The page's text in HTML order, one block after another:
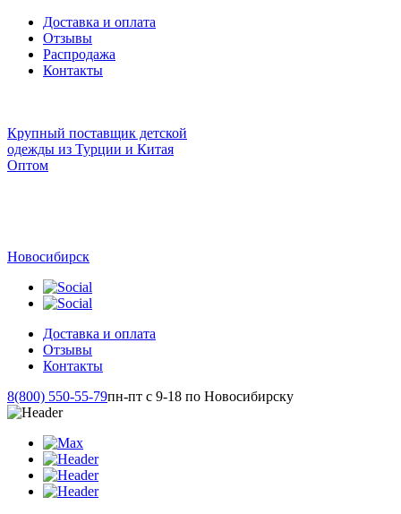
Доставка и оплата
Отзывы
Распродажа
Контакты
Крупный поставщик детской
одежды из Турции и Китая
Оптом
Новосибирск
Доставка и оплата
Отзывы
Контакты
8(800) 550-55-79пн-пт с 9-18 по Новосибирску